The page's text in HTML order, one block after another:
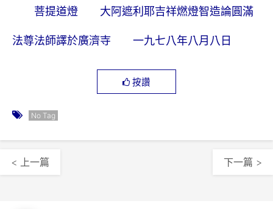
菩提道燈 大阿遮利耶吉祥燃燈智造論圓滿
法尊法師譯於廣濟寺 一九七八年八月八日
按讚
No Tag
< 上一篇 下一篇 >